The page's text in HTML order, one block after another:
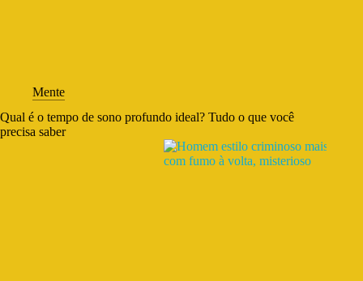
Mente
Qual é o tempo de sono profundo ideal? Tudo o que você
precisa saber